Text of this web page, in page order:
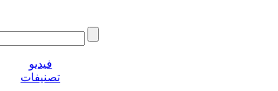
فيديو
تصنيفات